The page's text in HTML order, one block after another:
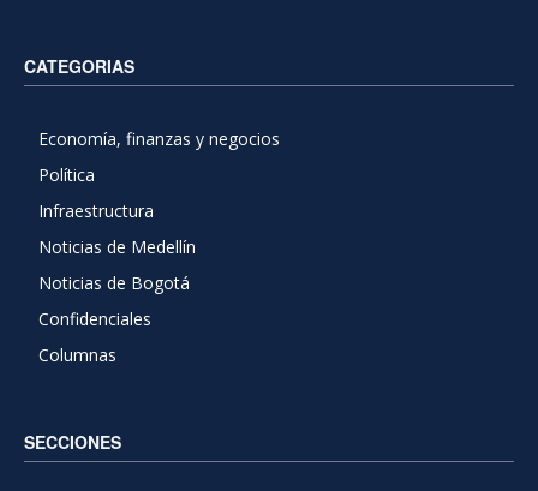
CATEGORIAS
Economía, finanzas y negocios
Política
Infraestructura
Noticias de Medellín
Noticias de Bogotá
Confidenciales
Columnas
SECCIONES